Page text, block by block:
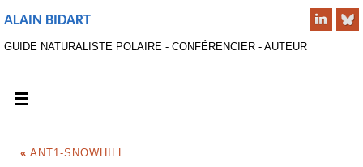
ALAIN BIDART
GUIDE NATURALISTE POLAIRE - CONFÉRENCIER - AUTEUR
« ANT1-SNOWHILL